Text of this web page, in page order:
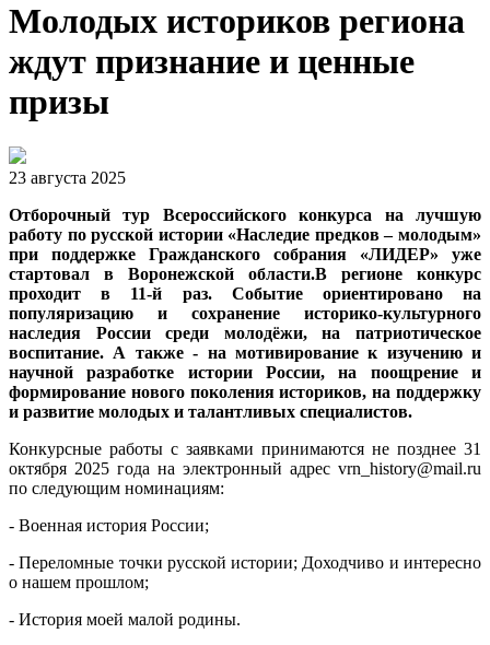
Молодых историков региона
ждут признание и ценные
призы
23 августа 2025
Отборочный тур Всероссийского конкурса на лучшую
работу по русской истории «Наследие предков – молодым»
при поддержке Гражданского собрания «ЛИДЕР» уже
стартовал в Воронежской области.В регионе конкурс
проходит в 11-й раз. Событие ориентировано на
популяризацию и сохранение историко-культурного
наследия России среди молодёжи, на патриотическое
воспитание. А также - на мотивирование к изучению и
научной разработке истории России, на поощрение и
формирование нового поколения историков, на поддержку
и развитие молодых и талантливых специалистов.
Конкурсные работы с заявками принимаются не позднее 31
октября 2025 года на электронный адрес vrn_history@mail.ru
по следующим номинациям:
- Военная история России;
- Переломные точки русской истории; Доходчиво и интересно
о нашем прошлом;
- История моей малой родины.